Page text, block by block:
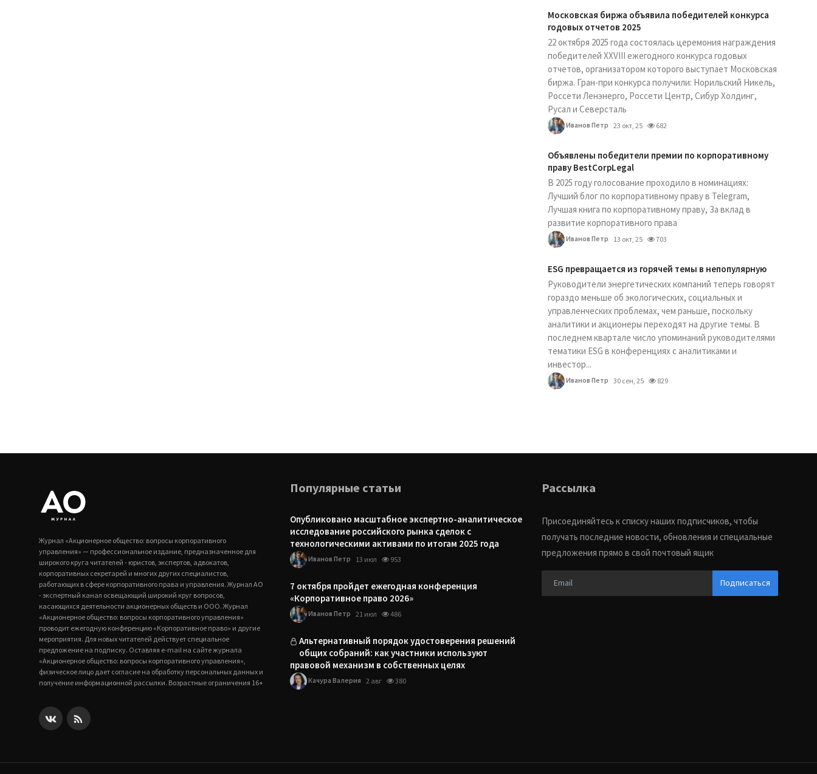
Московская биржа объявила победителей конкурса
годовых отчетов 2025
22 октября 2025 года состоялась церемония награждения
победителей XXVIII ежегодного конкурса годовых
отчетов, организатором которого выступает Московская
биржа. Гран-при конкурса получили: Норильский Никель,
Россети Ленэнерго, Россети Центр, Сибур Холдинг,
Русал и Северсталь
Иванов Петр 23 окт, 25 682
Объявлены победители премии по корпоративному
праву BestCorpLegal
В 2025 году голосование проходило в номинациях:
Лучший блог по корпоративному праву в Telegram,
Лучшая книга по корпоративному праву, За вклад в
развитие корпоративного права
Иванов Петр 13 окт, 25 703
ESG превращается из горячей темы в непопулярную
Руководители энергетических компаний теперь говорят
гораздо меньше об экологических, социальных и
управленческих проблемах, чем раньше, поскольку
аналитики и акционеры переходят на другие темы. В
последнем квартале число упоминаний руководителями
тематики ESG в конференциях с аналитиками и
инвестор...
Иванов Петр 30 сен, 25 829
Журнал «Акционерное общество: вопросы корпоративного
управления» — профессиональное издание, предназначенное для
широкого круга читателей - юристов, экспертов, адвокатов,
корпоративных секретарей и многих других специалистов,
работающих в сфере корпоративного права и управления. Журнал АО
- экспертный канал освещающий широкий круг вопросов,
касающихся деятельности акционерных обществ и ООО. Журнал
«Акционерное общество: вопросы корпоративного управления»
проводит ежегодную конференцию «Корпоративное право» и другие
мероприятия. Для новых читателей действует специальное
предложение на подписку. Оставляя e-mail на сайте журнала
«Акционерное общество: вопросы корпоративного управления»,
физическое лицо дает согласие на обработку персональных данных и
получение информационной рассылки. Возрастные ограничения 16+
Популярные статьи
Опубликовано масштабное экспертно-аналитическое
исследование российского рынка сделок с
технологическими активами по итогам 2025 года
Иванов Петр 13 июл 953
7 октября пройдет ежегодная конференция
«Корпоративное право 2026»
Иванов Петр 21 июл 486
Альтернативный порядок удостоверения решений
общих собраний: как участники используют
правовой механизм в собственных целях
Качура Валерия 2 авг 380
Рассылка
Присоединяйтесь к списку наших подписчиков, чтобы
получать последние новости, обновления и специальные
предложения прямо в свой почтовый ящик
Подписаться